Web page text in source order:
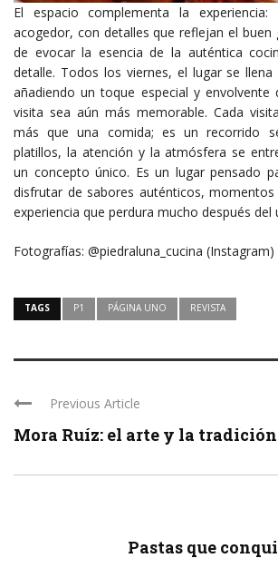
El espacio complementa la
acogedor, con detalles que reflejan el buen
de evocar la esencia de la auténtica
detalle. Todos los viernes, el lugar se
añadiendo un toque especial y envolvente
visita sea aún más memorable. Cada
más que una comida; es un recorrido
platillos, la atención y la atmósfera se
un concepto único. Es un lugar pensado
disfrutar de sabores auténticos,
experiencia que perdura mucho después del
Fotografías: @piedraluna_cucina (Instagram)
TAGS P1 PÁGINA UNO REVISTA
Previous Article
Mora Ruíz: el arte y la tradición
Pastas que